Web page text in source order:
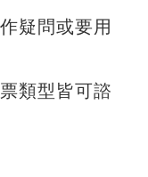
疑問或要用
類型皆可諮